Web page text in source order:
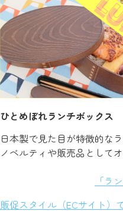
ひとめぼれランチボックス
日本製で見た目が特徴的な
ノベルティや販売品として
「ラ
販促スタイル（ECサイト）